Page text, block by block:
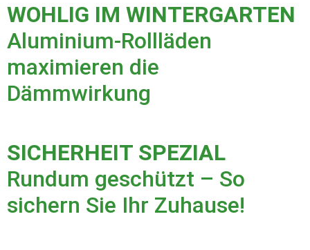
WOHLIG IM WINTERGARTEN
Aluminium-Rollläden
maximieren die
Dämmwirkung
SICHERHEIT SPEZIAL
Rundum geschützt – So
sichern Sie Ihr Zuhause!